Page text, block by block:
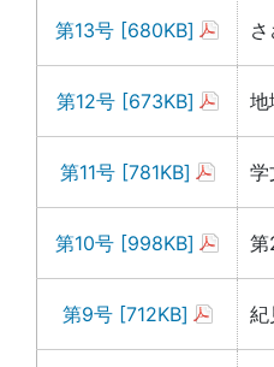
第13号 [680KB]
第12号 [673KB] 地
第11号 [781KB] 学
第10号 [998KB] 第
第9号 [712KB] 紀